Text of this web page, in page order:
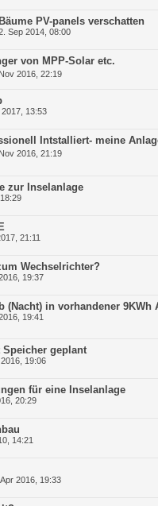
PV-panels verschatten
Sep 2014, 08:00
von MPP-Solar etc.
2016, 22:19
13:53
Intstalliert- meine
2016, 21:19
zur Inselanlage
21:11
Wechselrichter?
19:37
(Nacht) in vorhandener 9KWh
19:41
geplant
19:06
für eine Inselanlage
20:29
14:21
2016, 19:33